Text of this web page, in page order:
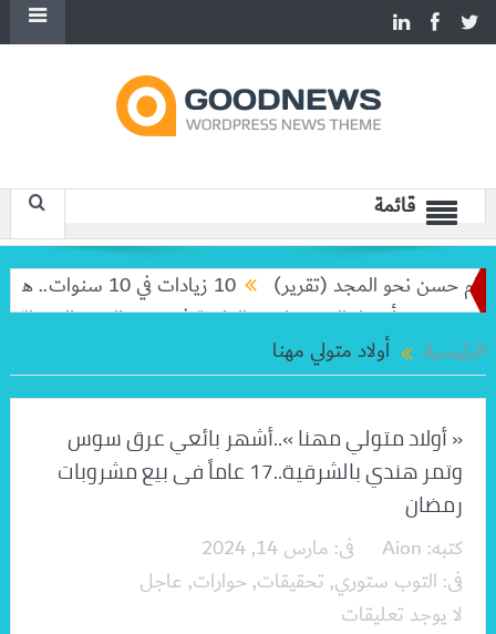
قائمة
حسن نحو المجد (تقرير)
10 زيادات في 10 سنوات.. هل حان الوقت لرفع دعم البنزين نهائيا؟
أسعار الخضروات و الفاكهة في سوق العبور اليوم الأحد 9 -8-2026
الرئيسية
أولاد متولي مهنا
« أولاد متولي مهنا »..أشهر بائعي عرق سوس
وتمر هندي بالشرقية..17 عاماً فى بيع مشروبات
رمضان
كتبه: Aion فى: مارس 14, 2024
فى: التوب ستوري, تحقيقات, حوارات, عاجل
لا يوجد تعليقات